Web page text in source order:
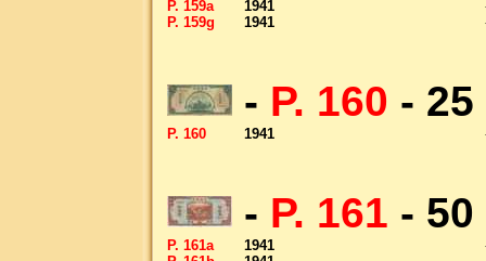
P. 159a 1941
P. 159g
1941
- P. 160 -
P. 160 1941
- P. 161 -
P. 161a 1941